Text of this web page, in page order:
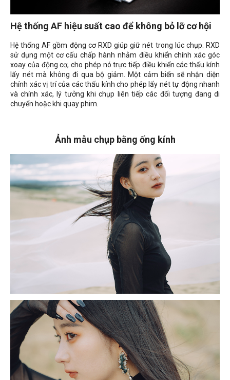
Hệ thống AF hiệu suất cao để không bỏ lỡ cơ hội
Hệ thống AF gồm động cơ RXD giúp giữ nét trong lúc chụp. RXD
sử dụng một cơ cấu chấp hành nhằm điều khiển chính xác góc
xoay của động cơ, cho phép nó trực tiếp điều khiển các thấu kính
lấy nét mà không đi qua bộ giảm. Một cảm biến sẽ nhận diện
chính xác vị trí của các thấu kính cho phép lấy nét tự động nhanh
và chính xác, lý tưởng khi chụp liên tiếp các đối tượng đang di
chuyển hoặc khi quay phim.
Ảnh mẫu chụp bằng ống kính